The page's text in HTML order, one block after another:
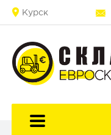
Курск